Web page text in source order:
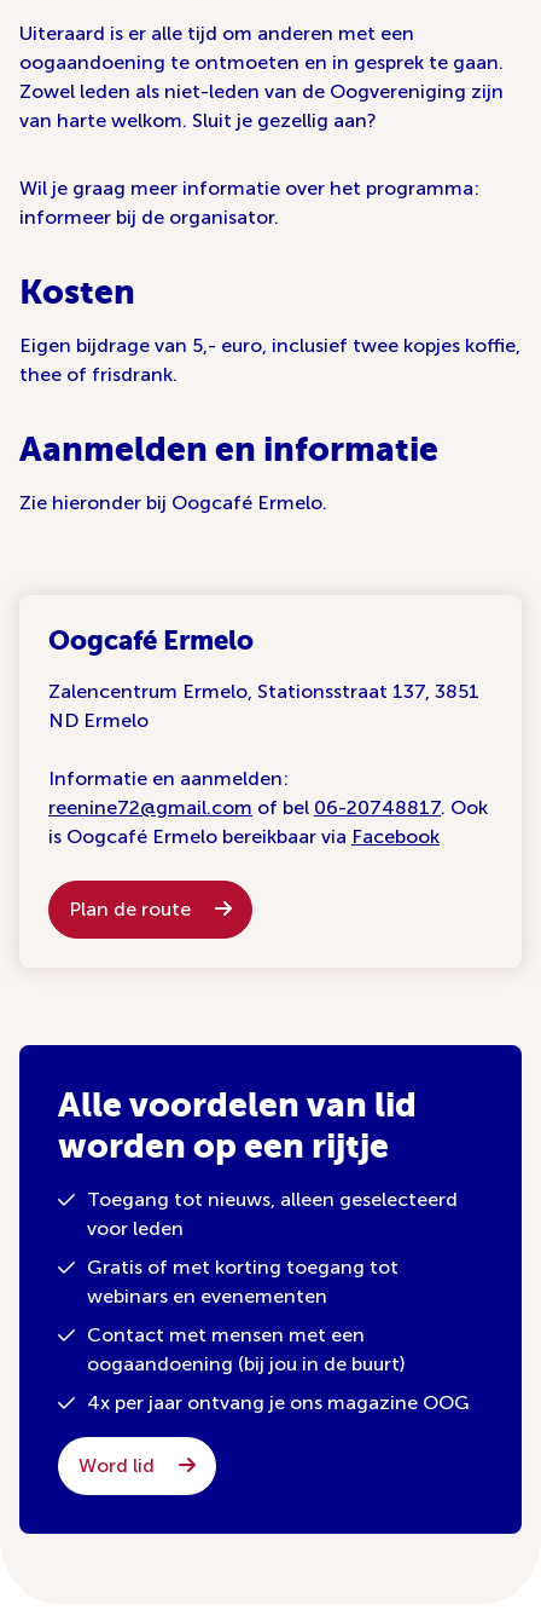
Uiteraard is er alle tijd om anderen met een
oogaandoening te ontmoeten en in gesprek te gaan.
Zowel leden als niet-leden van de Oogvereniging zijn
van harte welkom. Sluit je gezellig aan?
Wil je graag meer informatie over het programma:
informeer bij de organisator.
Kosten
Eigen bijdrage van 5,- euro, inclusief twee kopjes koffie,
thee of frisdrank.
Aanmelden en informatie
Zie hieronder bij Oogcafé Ermelo.
Oogcafé Ermelo
Zalencentrum Ermelo, Stationsstraat 137, 3851
ND Ermelo
Informatie en aanmelden:
reenine72@gmail.com of bel 06-20748817. Ook
is Oogcafé Ermelo bereikbaar via Facebook
Plan de route
Alle voordelen van lid
worden op een rijtje
Toegang tot nieuws, alleen geselecteerd
voor leden
Gratis of met korting toegang tot
webinars en evenementen
Contact met mensen met een
oogaandoening (bij jou in de buurt)
4x per jaar ontvang je ons magazine OOG
Word lid